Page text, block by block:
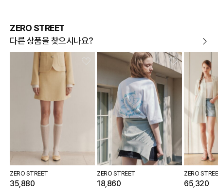
ZERO STREET
다른 상품을 찾으시나요?
ZERO STREET
35,880
ZERO STREET
18,860
ZERO
65,320